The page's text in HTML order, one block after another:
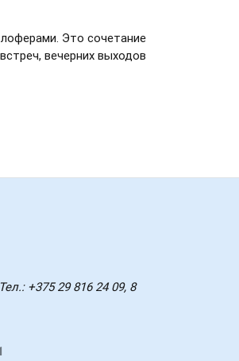
Это сочетание
вечерних выходов
+375 29 816 24 09, 8